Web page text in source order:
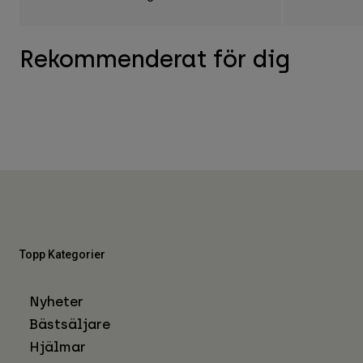
Rekommenderat för dig
Topp Kategorier
Nyheter
Bästsäljare
Hjälmar